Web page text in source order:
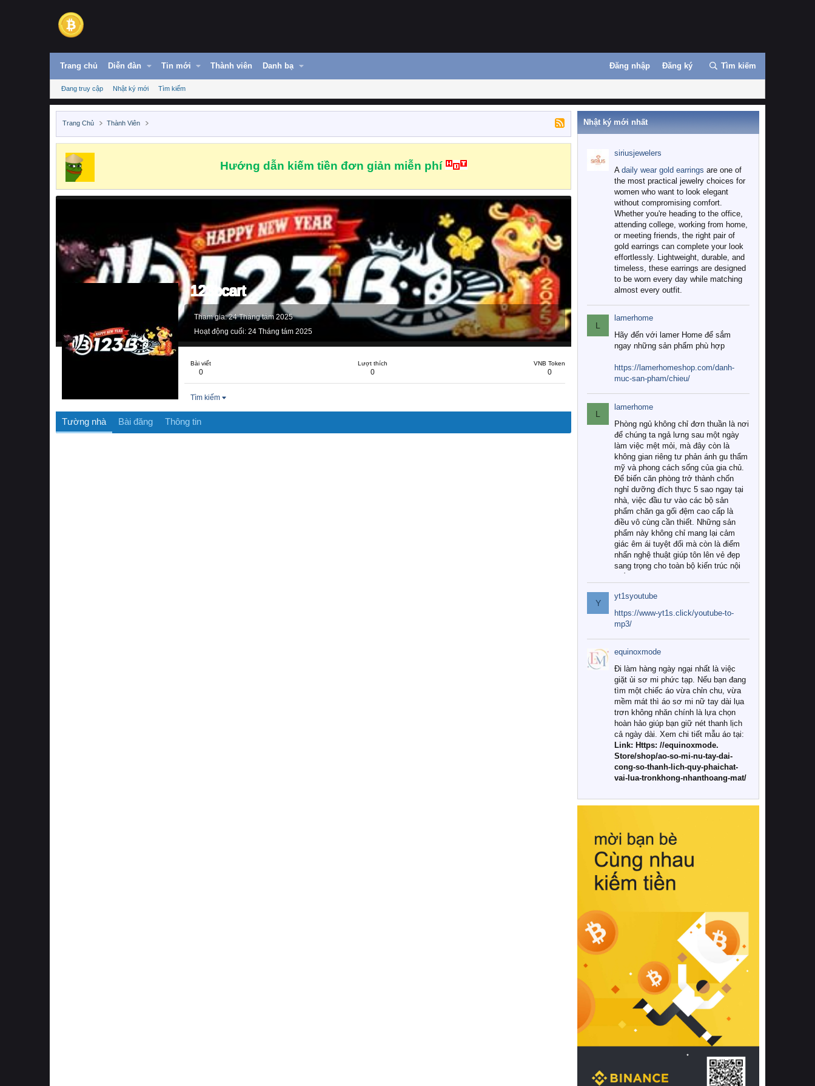
Trang chủ Diễn đàn Tin mới Thành viên Danh bạ Đăng nhập Đăng ký Tìm kiếm
Đang truy cập Nhật ký mới Tìm kiếm
Trang Chủ Thành Viên
Hướng dẫn kiếm tiền đơn giản miễn phí
123bcart
Tham gia 24 Tháng tám 2025
Hoạt động cuối 24 Tháng tám 2025
Bài viết
0
Lượt thích
0
VNB Token
0
Tìm kiếm
Tường nhà Bài đăng Thông tin
Nhật ký mới nhất
siriusjewelers
A daily wear gold earrings are one of
the most practical jewelry choices for
women who want to look elegant
without compromising comfort.
Whether you're heading to the office,
attending college, working from home,
or meeting friends, the right pair of
gold earrings can complete your look
effortlessly. Lightweight, durable, and
timeless, these earrings are designed
to be worn every day while matching
almost every outfit.
L
lamerhome
Hãy đến với lamer Home để sắm
ngay những sản phẩm phù hợp
https://lamerhomeshop.com/danh-
muc-san-pham/chieu/
L
lamerhome
Phòng ngủ không chỉ đơn thuần là nơi
để chúng ta ngả lưng sau một ngày
làm việc mệt mỏi, mà đây còn là
không gian riêng tư phản ánh gu thẩm
mỹ và phong cách sống của gia chủ.
Để biến căn phòng trở thành chốn
nghỉ dưỡng đích thực 5 sao ngay tại
nhà, việc đầu tư vào các bộ sản
phẩm chăn ga gối đệm cao cấp là
điều vô cùng cần thiết. Những sản
phẩm này không chỉ mang lại cảm
giác êm ái tuyệt đối mà còn là điểm
nhấn nghệ thuật giúp tôn lên vẻ đẹp
sang trọng cho toàn bộ kiến trúc nội
Tuy nhiên, giữa thị trường đa dạng
với vô vàn thương hiệu và mẫu mã
như hiện nay, làm thế nào để chọn
được những bộ chăn ga gối đệm cao
cấp thực sự chất lượng, phù hợp với
khí hậu và nhu cầu sử dụng của gia
đình? Hãy cùng chúng tôi đi tìm lời
giải đáp chi tiết qua bài viết dưới đây.
1. Tại sao các gia đình hiện đại lại ưa
chuộng chăn ga gối đệm cao cấp?
Khác với các dòng sản phẩm thông
thường, những bộ chăn ga gối đệm
cao cấp trải qua quy trình sản xuất
nghiêm ngặt từ khâu chọn lọc nguyên
liệu tự nhiên đến công nghệ dệt
nhuộm hiện đại không chứa hóa chất
này, bạn sẽ cảm nhận rõ rệt sự khác
hồi chuẩn xác của phần đệm nâng đỡ
cột sống.
Bên cạnh đó, việc lựa chọn các dòng
sản phẩm đạt chuẩn chất lượng quốc
tế còn giúp ngăn ngừa tình trạng kích
khuẩn và nấm mốc trong điều kiện
thời tiết nóng ẩm. Bạn có thể tìm hiểu
thêm các nghiên cứu khoa học về tác
động của giấc ngủ và môi trường
phòng ngủ đối với sức khỏe con
người tại Sleep Foundation (External
Link) để có cái nhìn toàn diện hơn.
2. Các tiêu chí vàng khi lựa chọn
chăn ga gối đệm cao cấp cho phòng
ngủ
Để sở hữu một bộ chăn ga gối đệm
cao cấp hoàn hảo cả về thẩm mỹ lẫn
công năng, người tiêu dùng cần cân
nhắc kỹ lưỡng các tiêu chí quan trọng
Y
yt1syoutube
https://www-yt1s.click/youtube-to-
mp3/
equinoxmode
Đi làm hàng ngày ngại nhất là việc
giặt ủi sơ mi phức tạp. Nếu bạn đang
tìm một chiếc áo vừa chỉn chu, vừa
mềm mát thì áo sơ mi nữ tay dài lụa
trơn không nhăn chính là lựa chọn
hoàn hảo giúp bạn giữ nét thanh lịch
cả ngày dài. Xem chi tiết mẫu áo tại:
Link: Https: //equinoxmode.
Store/shop/ao-so-mi-nu-tay-dai-
cong-so-thanh-lich-quy-phaichat-
vai-lua-tronkhong-nhanthoang-mat/